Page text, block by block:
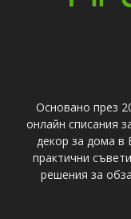
Основано през
онлайн списания
декор за дома в
практични
решения за